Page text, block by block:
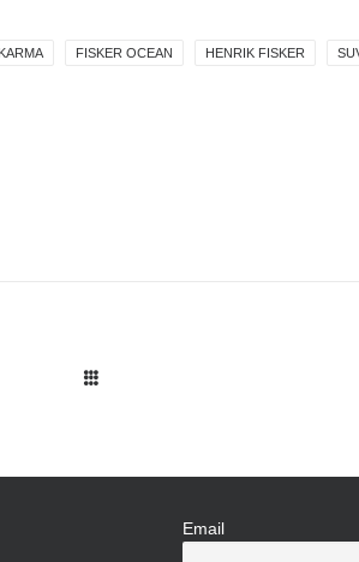
FISKER OCEAN HENRIK FISKER
Email